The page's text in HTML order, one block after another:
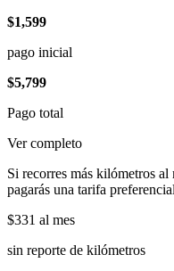
$1,599
pago inicial
$5,799
Pago total
Ver completo
Si recorres más kilómetros
pagarás una tarifa
$331 al mes
sin reporte de kilómetros